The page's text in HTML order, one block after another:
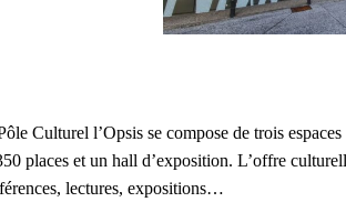
Culturel l’Opsis se compose de trois
places et un hall d’exposition. L’offre
lectures, expositions…